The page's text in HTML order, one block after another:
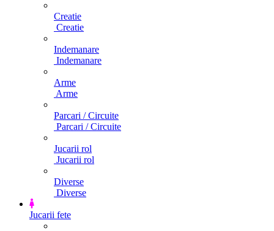
Creatie
Creatie
Indemanare
Indemanare
Arme
Arme
Parcari / Circuite
Parcari / Circuite
Jucarii rol
Jucarii rol
Diverse
Diverse
Jucarii fete